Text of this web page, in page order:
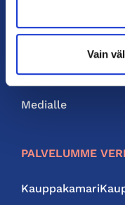
Vain
Neuvonta ja
Jäsenedut
Medialle
PALVELUMME